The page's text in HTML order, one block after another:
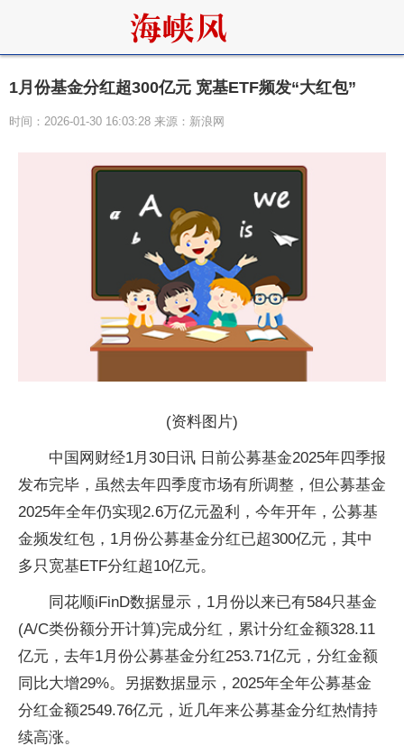
1月份基金分红超300亿元 宽基ETF频发“大红包”
时间：2026-01-30 16:03:28 来源：新浪网
(资料图片)
中国网财经1月30日讯 日前公募基金2025年四季报
发布完毕，虽然去年四季度市场有所调整，但公募基金
2025年全年仍实现2.6万亿元盈利，今年开年，公募基
金频发红包，1月份公募基金分红已超300亿元，其中
多只宽基ETF分红超10亿元。
同花顺iFinD数据显示，1月份以来已有584只基金
(A/C类份额分开计算)完成分红，累计分红金额328.11
亿元，去年1月份公募基金分红253.71亿元，分红金额
同比大增29%。另据数据显示，2025年全年公募基金
分红金额2549.76亿元，近几年来公募基金分红热情持
续高涨。